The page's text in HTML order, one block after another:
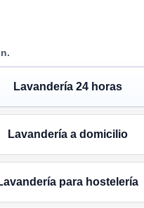
Lavandería 24 horas
Lavandería a domicilio
para hostelería